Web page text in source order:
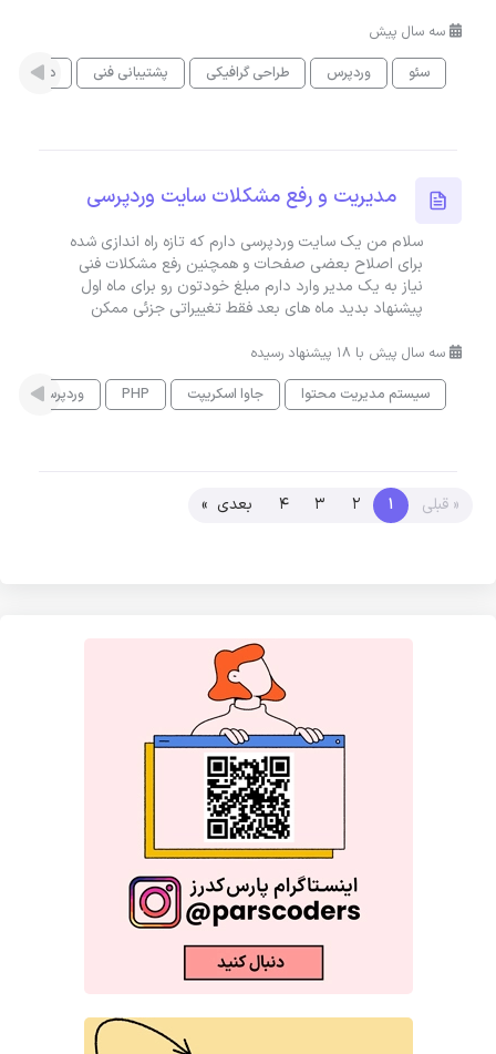
سه سال پیش
سئو
وردپرس طراحی گرافیکی پشتیبانی فنی دیجیتال
مدیریت و رفع مشکلات سایت وردپرسی
سلام من یک سایت وردپرسی دارم که تازه راه اندازی شده
برای اصلاح بعضی صفحات و همچنین رفع مشکلات فنی
نیاز به یک مدیر وارد دارم مبلغ خودتون رو برای ماه اول
پیشنهاد بدید ماه های بعد فقط تغییراتی جزئی ممکن
سه سال پیش با 18 پیشنهاد رسیده
سیستم مدیریت محتوا
جاوا اسکریپت PHP وردپرس
« قبلی 1
2
3
4 بعدی »